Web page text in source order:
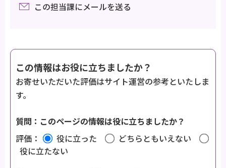
この担当課にメールを送る
この情報はお役に立ちましたか？
お寄せいただいた評価はサイト運営の参考といたしま
す。
質問：このページの情報は役に立ちましたか？
評価：
役に立った
どちらともいえない
役に立たない